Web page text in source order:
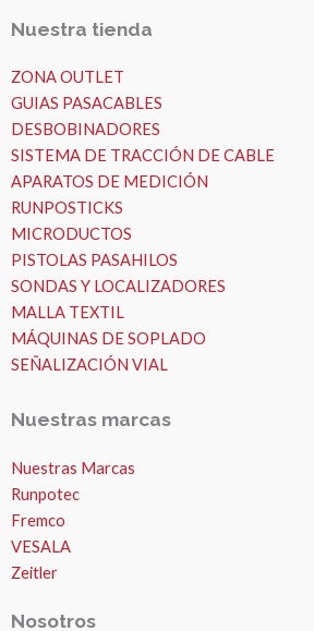
Nuestra tienda
ZONA OUTLET
GUIAS PASACABLES
DESBOBINADORES
SISTEMA DE TRACCIÓN DE CABLE
APARATOS DE MEDICIÓN
RUNPOSTICKS
MICRODUCTOS
PISTOLAS PASAHILOS
SONDAS Y LOCALIZADORES
MALLA TEXTIL
MÁQUINAS DE SOPLADO
SEÑALIZACIÓN VIAL
Nuestras marcas
Nuestras Marcas
Runpotec
Fremco
VESALA
Zeitler
Nosotros